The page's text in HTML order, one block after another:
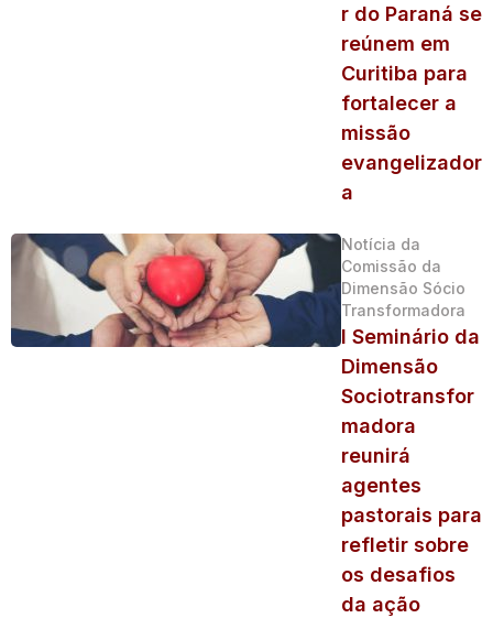
r do Paraná se
reúnem em
Curitiba para
fortalecer a
missão
evangelizador
a
Notícia da
Comissão da
Dimensão Sócio
Transformadora
I Seminário da
Dimensão
Sociotransfor
madora
reunirá
agentes
pastorais para
refletir sobre
os desafios
da ação